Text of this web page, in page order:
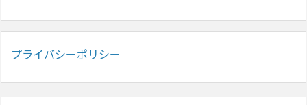
プライバシーポリシー